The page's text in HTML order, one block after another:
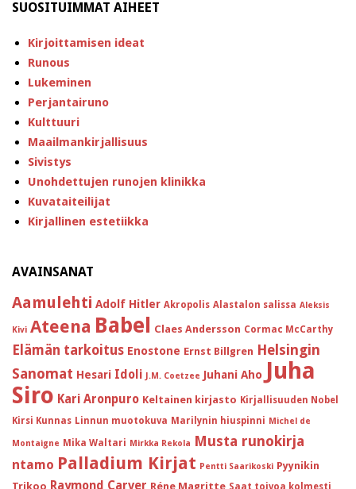
SUOSITUIMMAT AIHEET
Kirjoittamisen ideat
Runous
Lukeminen
Perjantairuno
Kulttuuri
Maailmankirjallisuus
Sivistys
Unohdettujen runojen klinikka
Kuvataiteilijat
Kirjallinen estetiikka
AVAINSANAT
Aamulehti Adolf Hitler Akropolis Alastalon salissa Aleksis
Kivi Ateena Babel Claes Andersson Cormac McCarthy
Elämän tarkoitus Enostone Ernst Billgren Helsingin
Sanomat Hesari Idoli J.M. Coetzee Juhani Aho Juha
Siro Kari Aronpuro Keltainen kirjasto Kirjallisuuden Nobel
Kirsi Kunnas Linnun muotokuva Marilynin hiuspinni Michel de
Montaigne Mika Waltari Mirkka Rekola Musta runokirja
ntamo Palladium Kirjat Pentti Saarikoski Pyynikin
Trikoo Raymond Carver Réne Magritte Saat toivoa kolmesti